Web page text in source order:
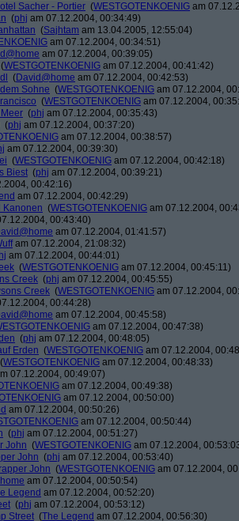
Sacher - Portier (WESTGOTENKOENIG am
(phj am 07.12.2004, 00:34:49)
(Sajhtam am 13.04.2005, 12:55:04)
am 07.12.2004, 00:34:51)
am 07.12.2004, 00:39:05)
(WESTGOTENKOENIG am 07.12.2004, 00:41:42)
(David@home am 07.12.2004, 00:42:53)
Sohne (WESTGOTENKOENIG am 07.12.2004,
(WESTGOTENKOENIG am 07.12.2004,
(phj am 07.12.2004, 00:35:43)
(phj am 07.12.2004, 00:37:20)
am 07.12.2004, 00:38:57)
am 07.12.2004, 00:39:30)
(WESTGOTENKOENIG am 07.12.2004, 00:42:18)
Biest (phj am 07.12.2004, 00:39:21)
00:42:16)
am 07.12.2004, 00:42:29)
Kanonen (WESTGOTENKOENIG am 07.12.2004,
00:43:40)
am 07.12.2004, 01:41:57)
am 07.12.2004, 21:08:32)
am 07.12.2004, 00:44:01)
(WESTGOTENKOENIG am 07.12.2004, 00:45:11)
Creek (phj am 07.12.2004, 00:45:55)
Creek (WESTGOTENKOENIG am 07.12.2004,
00:44:28)
am 07.12.2004, 00:45:58)
am 07.12.2004, 00:47:38)
(phj am 07.12.2004, 00:48:05)
Erden (WESTGOTENKOENIG am 07.12.2004,
(WESTGOTENKOENIG am 07.12.2004, 00:48:33)
07.12.2004, 00:49:07)
am 07.12.2004, 00:49:38)
am 07.12.2004, 00:50:00)
am 07.12.2004, 00:50:26)
am 07.12.2004, 00:50:44)
(phj am 07.12.2004, 00:51:27)
John (WESTGOTENKOENIG am 07.12.2004,
John (phj am 07.12.2004, 00:53:40)
John (WESTGOTENKOENIG am 07.12.2004,
am 07.12.2004, 00:50:54)
Legend am 07.12.2004, 00:52:20)
(phj am 07.12.2004, 00:53:12)
Street (The Legend am 07.12.2004, 00:56:30)